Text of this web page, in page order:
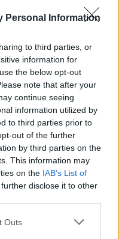
Personal Information
to third parties, or
information for
the below opt-out
note that after your
continue seeing
information utilized by
to third parties prior to
out of the further
by third parties on the
This information may
on the IAB’s List of
disclose it to other
Outs
polityka po
po jednym